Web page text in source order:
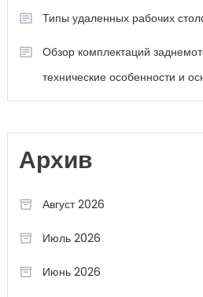
Типы удаленных рабочих
Обзор комплектаций
технические особенности и
Архив
Август 2026
Июль 2026
Июнь 2026